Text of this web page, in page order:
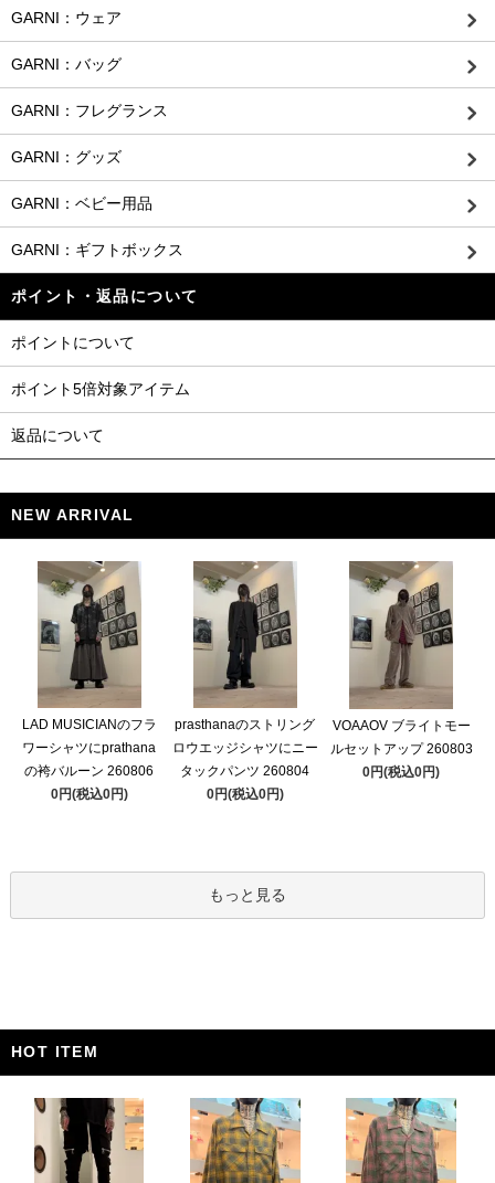
GARNI：ウェア
GARNI：バッグ
GARNI：フレグランス
GARNI：グッズ
GARNI：ベビー用品
GARNI：ギフトボックス
ポイント・返品について
ポイントについて
ポイント5倍対象アイテム
返品について
NEW ARRIVAL
LAD MUSICIANのフラ
ワーシャツにprathana
の袴バルーン 260806
0円(税込0円)
prasthanaのストリング
ロウエッジシャツにニー
タックパンツ 260804
0円(税込0円)
VOAAOV ブライトモー
ルセットアップ 260803
0円(税込0円)
もっと見る
HOT ITEM